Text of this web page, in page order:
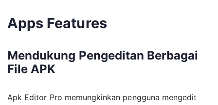
Apps Features
Mendukung Pengeditan Berbagai
File APK
Apk Editor Pro memungkinkan pengguna mengedit